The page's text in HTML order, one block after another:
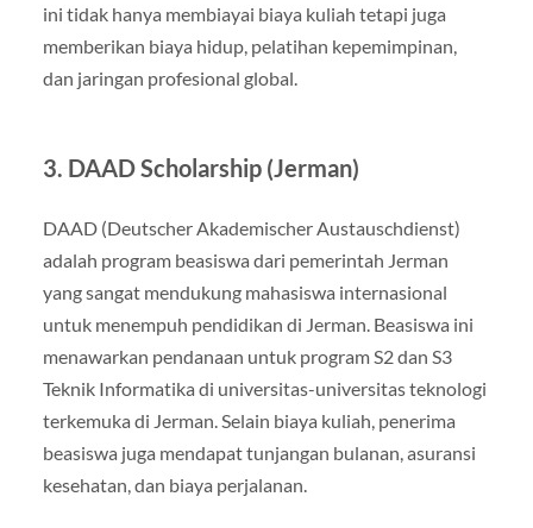
ini tidak hanya membiayai biaya kuliah tetapi juga
memberikan biaya hidup, pelatihan kepemimpinan,
dan jaringan profesional global.
3. DAAD Scholarship (Jerman)
DAAD (Deutscher Akademischer Austauschdienst)
adalah program beasiswa dari pemerintah Jerman
yang sangat mendukung mahasiswa internasional
untuk menempuh pendidikan di Jerman. Beasiswa ini
menawarkan pendanaan untuk program S2 dan S3
Teknik Informatika di universitas-universitas teknologi
terkemuka di Jerman. Selain biaya kuliah, penerima
beasiswa juga mendapat tunjangan bulanan, asuransi
kesehatan, dan biaya perjalanan.